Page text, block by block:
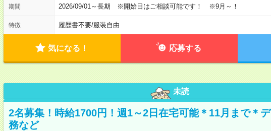
期間 2026/09/01～長期 ※開始日はご相談可能です！ ※9月～！
特徴 履歴書不要/服装自由
気になる！ 応募する
未読
2名募集！時給1700円！週1～2日在宅可能＊11月まで＊
務など